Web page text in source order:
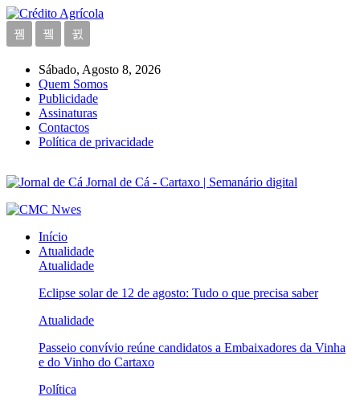
Sábado, Agosto 8, 2026
Quem Somos
Publicidade
Assinaturas
Contactos
Política de privacidade
Jornal de Cá - Cartaxo | Semanário digital
Início
Atualidade
Atualidade
Eclipse solar de 12 de agosto: Tudo o que precisa saber
Atualidade
Passeio convívio reúne candidatos a Embaixadores da Vinha
e do Vinho do Cartaxo
Política